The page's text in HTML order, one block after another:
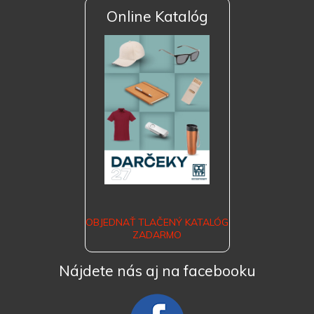
Online Katalóg
OBJEDNAŤ TLAČENÝ KATALÓG
ZADARMO
Nájdete nás aj na facebooku